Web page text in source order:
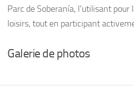
Parc de Soberanía, l’utilisant
loisirs, tout en participant
Galerie de photos